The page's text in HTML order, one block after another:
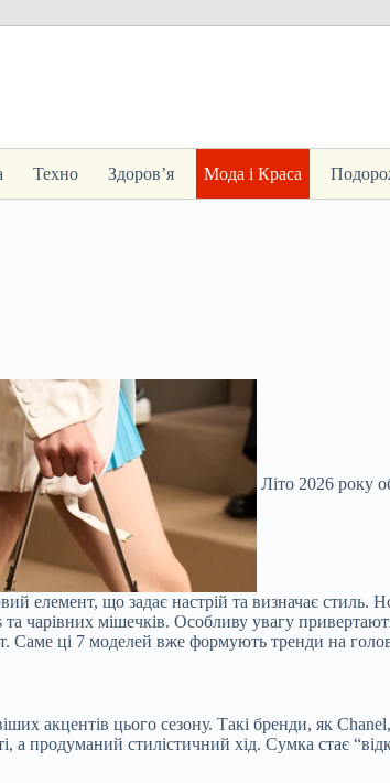
Техно Здоров’я Мода і Краса
Літо 2026 року
що задає настрій та визначає стиль.
та чарівних мішечків. Особливу увагу
Саме ці 7 моделей вже формують тренди на
акцентів цього сезону. Такі бренди, як
а продуманий стилістичний хід. Сумка стає